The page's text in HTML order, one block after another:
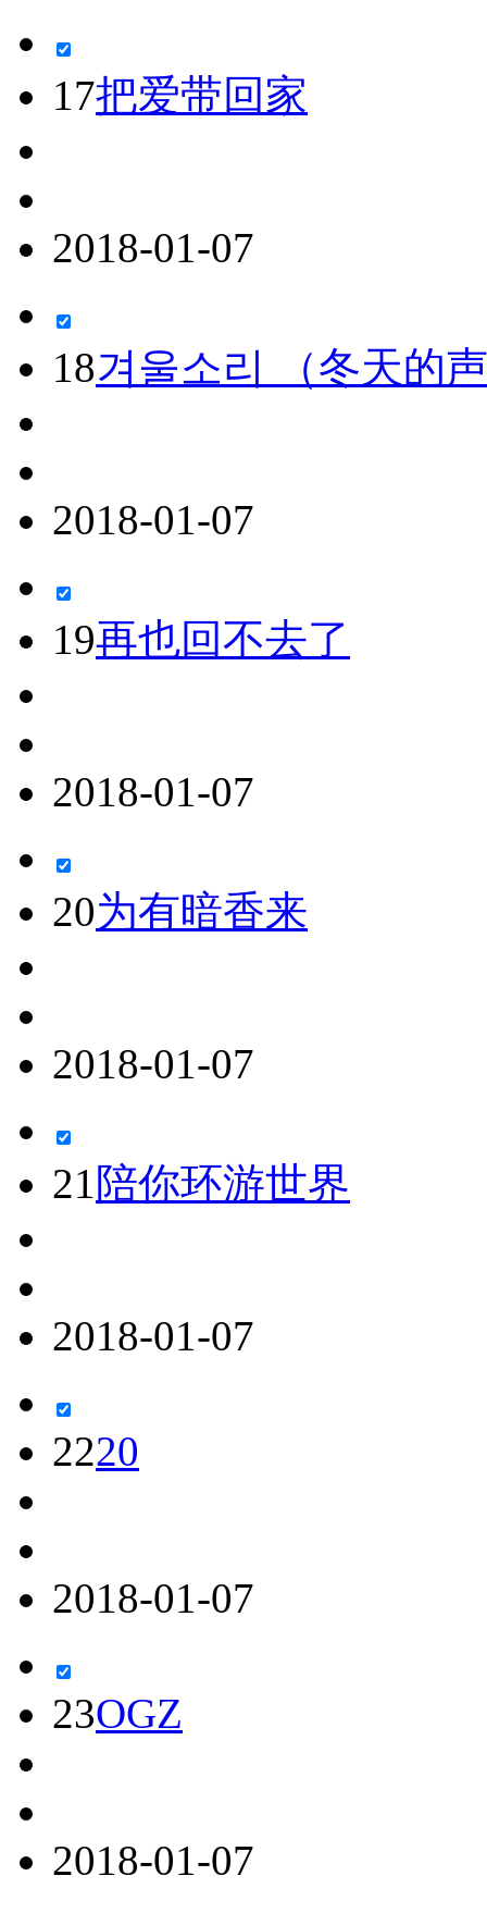
17把爱带回家
2018-01-07
18겨울소리 （冬天的
2018-01-07
19再也回不去了
2018-01-07
20为有暗香来
2018-01-07
21 陪你环游世界
2018-01-07
2220
2018-01-07
23OGZ
2018-01-07